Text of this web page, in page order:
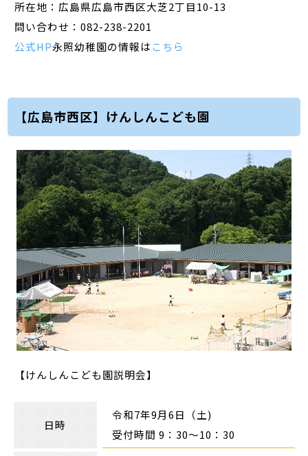
所在地：広島県広島市西区大芝2丁目10-13
問い合わせ：082-238-2201
公式HP永照幼稚園の情報は こちら
【広島市西区】けんしんこども園
【けんしんこども園説明会】
日時
令和7年9月6日（土)
受付時間 9：30～10：30